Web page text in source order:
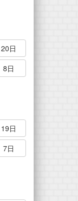
20日
8日
19日
7日